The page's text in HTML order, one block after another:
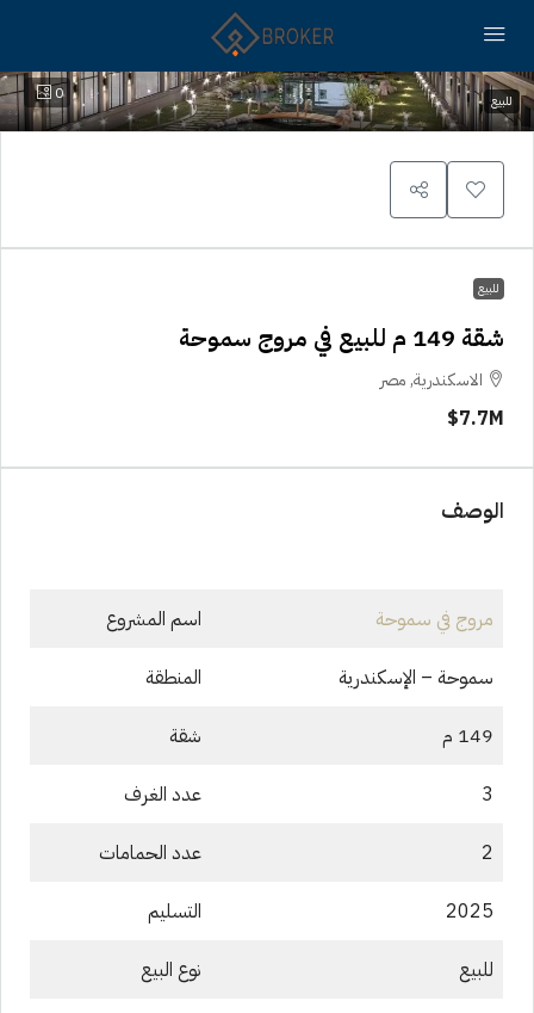
0 للبيع
للبيع
شقة 149 م للبيع في مروج سموحة
الاسكندرية, مصر
7.7M$
الوصف
مروج في سموحة اسم المشروع
سموحة – الإسكندرية المنطقة
149 م شقة
3 عدد الغرف
2 عدد الحمامات
2025 التسليم
للبيع نوع البيع